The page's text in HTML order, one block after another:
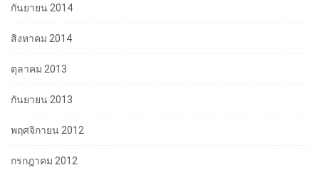
กันยายน 2014
สิงหาคม 2014
ตุลาคม 2013
กันยายน 2013
พฤศจิกายน 2012
กรกฎาคม 2012